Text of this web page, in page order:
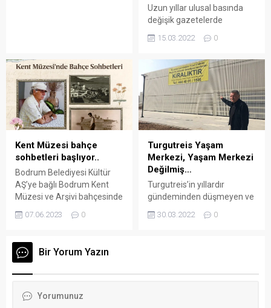
destekleri ve velilerin
gönüllü çabalarıyla
hazırlanan ‘Paldır Güldür
döndü. Fransa’daki bir ilaç
firmasında şef olarak
çalışan ve eşinden daha
önce boşandığı belirtilen 2
çocuk babası Frederic Bau,...
Uzun yıllar ulusal basında
değişik gazetelerde
Hasan Engez, riskli bir
tutunamadı. Arena Bodrum
Haber – 71 yaşında, evli ve
bir çocuk babası olan Engez,
geçtiğimiz ay yapılan sağlık
kontrollerinde kalbinin % 35
performansla çalıştığının
belirlenmesi sonrası,
doktorların yapılacak
ameliyatın riskli olacağını
belirtmesine rağmen By...
15.03.2022 0
Kent Müzesi bahçe
sohbetleri başlıyor..
Bodrum Belediyesi Kültür
AŞ’ye bağlı Bodrum Kent
Müzesi ve Arşivi bahçesinde
konularda, alanında
sohbetleri gerçekleştirilecek.
Arena Bodrum Haber –
yöresel yemekler, sandalet,
07.06.2023 0
Turgutreis Yaşam
Merkezi, Yaşam Merkezi
Değilmiş…
Turgutreis’in yıllardır
gündeminden düşmeyen ve
‘Turgutreis Yaşam
30.03.2022 0
Bir Yorum Yazın